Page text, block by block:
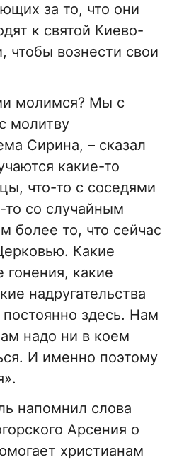
за то, что они
к святой Киево-
чтобы вознести свои
молимся? Мы с
молитву
Сирина, – сказал
какие-то
что-то с соседями
то со случайным
более то, что сейчас
Какие
гонения, какие
надругательства
здесь. Нам
надо ни в коем
И именно поэтому
напомнил слова
Арсения о
христианам